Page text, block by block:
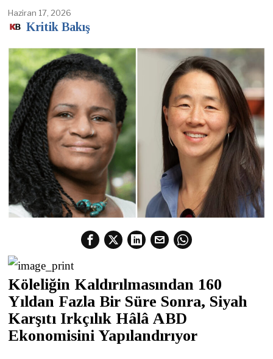
Haziran 17, 2026
Kritik Bakış
Köleliğin Kaldırılmasından 160
Yıldan Fazla Bir Süre Sonra, Siyah
Karşıtı Irkçılık Hâlâ ABD
Ekonomisini Yapılandırıyor